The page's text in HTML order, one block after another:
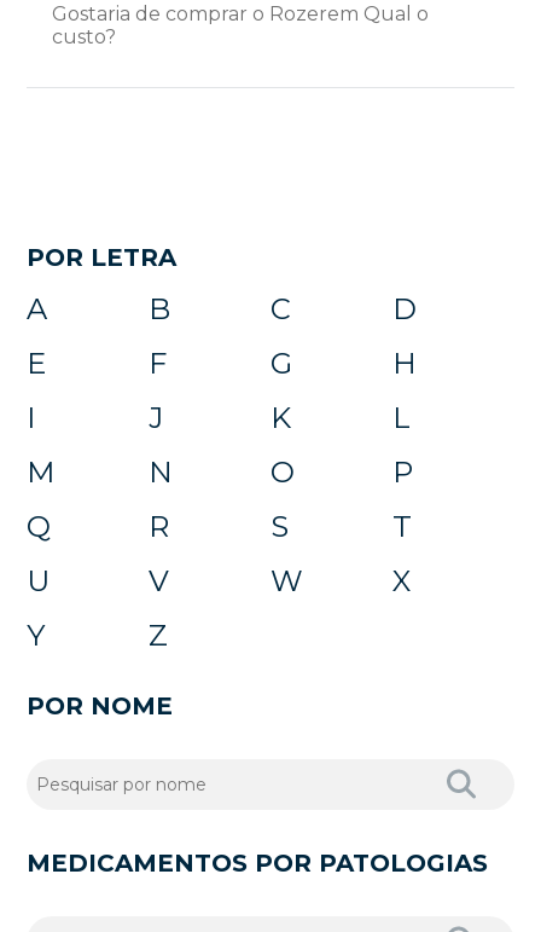
Gostaria de comprar o Rozerem Qual o
custo?
POR LETRA
A B C
D
E
F G
H
I
J K
L
M
N O
P
Q
R S
T
U
V W
X
Y
Z
POR NOME
MEDICAMENTOS POR PATOLOGIAS